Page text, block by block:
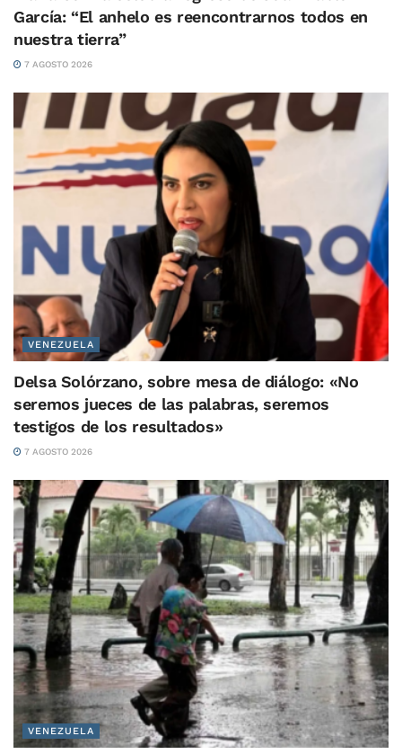
García: “El anhelo es reencontrarnos todos en
nuestra tierra”
7 AGOSTO 2026
VENEZUELA
Delsa Solórzano, sobre mesa de diálogo: «No
seremos jueces de las palabras, seremos
testigos de los resultados»
7 AGOSTO 2026
VENEZUELA